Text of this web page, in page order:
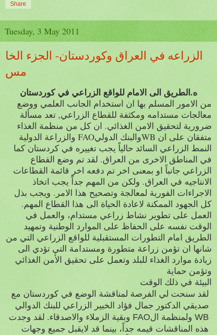
Share
Tuesday, 3 May 2011
الزراعه في العراق وكوردستان- الجزء الخا
مس
ه.الطريق الى الامام للواقع الزراعي في كوردستان
من الامور المسلم بها ان استخدام الجانب العلمي ووضع
معالجات مستدامه ومكثفة للقطاع الزراعي, تعد مسألة
ضرورية لتحقيق الامن الغذائي. ان كل من منظمة الغذاء
والزراعة الدولية FAOوالبنك الدوليWB متفقان على ان
النمط الزراعي السائد حالياً يجب تغييره في كردستان كما
في المناطق الاخرى من العراق. لقد تم وضع القطاع
الزراعي جانباً او بمعنى اخر تم دفعه اخر قائمة القطاعات
الانتاجيه في العراق. ولكن من المهم جداً يجب اتخاذ
الاجراءات الفورية لمعالجة وتصحيح هذا الامر. ويجب بذل
كل الجهود الممكنة لاعادة الحياة الى هذا القطاع المهم.
العمل على تطوير نشاط زراعي مستدام، والعمل في
الوقت نفسه على الحفاظ على الموارد الوطنية وتمهيد
الطريق امام التطورات المستقبلية للواقع الزراعي التي من
شانها ان تؤمن زراعة متطورة ومستدامة التي تؤدي الى
زيادة موارد الغذاء للبلد وتعمل على تحقيق الأمن الغذائي
وتؤمن حماية
البيئة في ذلك الوقت
لقد سنحت لي الفرصة لمناقشة الوضع في كوردستان مع
صديقي الدكتور جمال فؤاد الخبير الزراعي للبنك الدوالي
WB ولمنظمة الFAO وبقية الزملاء والاصدقاء. لقد وجدت
هذه المناقشات قيمه جداً، بينما قد لايقبل جميع وجهات